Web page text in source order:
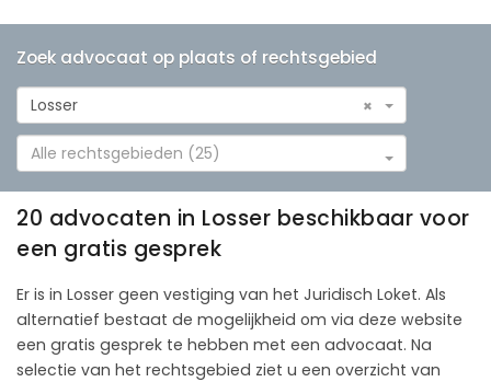
Zoek advocaat op plaats of rechtsgebied
×
Losser
Alle rechtsgebieden (25)
20 advocaten in Losser beschikbaar voor
een gratis gesprek
Er is in Losser geen vestiging van het Juridisch Loket. Als
alternatief bestaat de mogelijkheid om via deze website
een gratis gesprek te hebben met een advocaat. Na
selectie van het rechtsgebied ziet u een overzicht van